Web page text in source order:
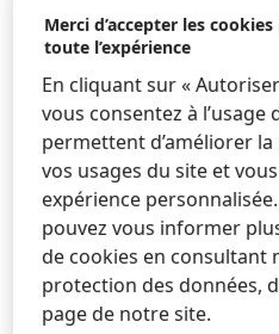
Careont diminué de 2,4 %.
ventes ont été de 3,2 %
trimestre de l'an dernier,
d'EUR. Lerésultat
millions d'EUR, soit 34,9 %
trimestre 2018. La
diminué pour atteindre
l'activité grand publicpour
Beauty Care a été
des marchés matures. En
été affecté par des
Merci d’accepter les
toute l’expérience
En cliquant sur «
vous consentez à l’usage
permettent d’améliorer
vos usages du site et
expérience
pouvez vous informer
de cookies en consultant
protection des données,
page de notre site.